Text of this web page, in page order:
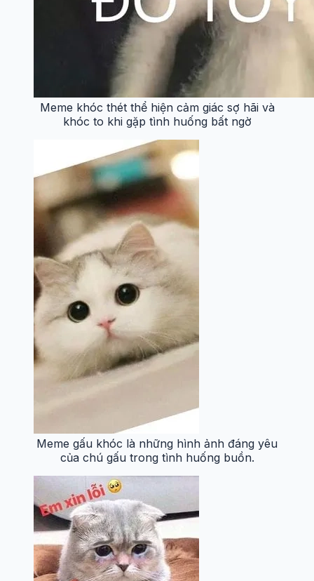
Meme khóc thét thể hiện cảm giác sợ hãi và
khóc to khi gặp tình huống bất ngờ
Meme gấu khóc là những hình ảnh đáng yêu
của chú gấu trong tình huống buồn.